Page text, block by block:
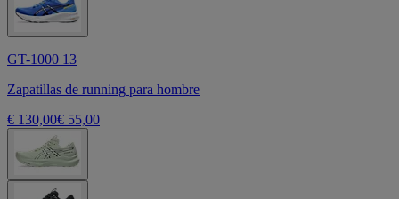
GT-1000 13
Zapatillas de running para hombre
€ 130,00€ 55,00